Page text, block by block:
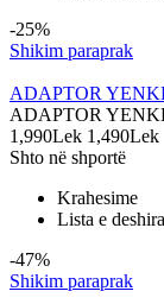
-25%
Shikim paraprak
ADAPTOR
ADAPTOR
1,990Lek 1,490Lek
Shto në shportë
Krahesime
Lista e
-47%
Shikim paraprak